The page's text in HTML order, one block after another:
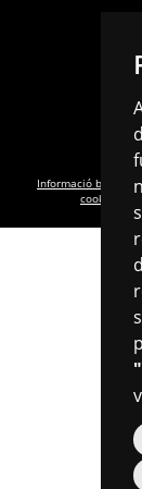
Informació bàsica
cookies